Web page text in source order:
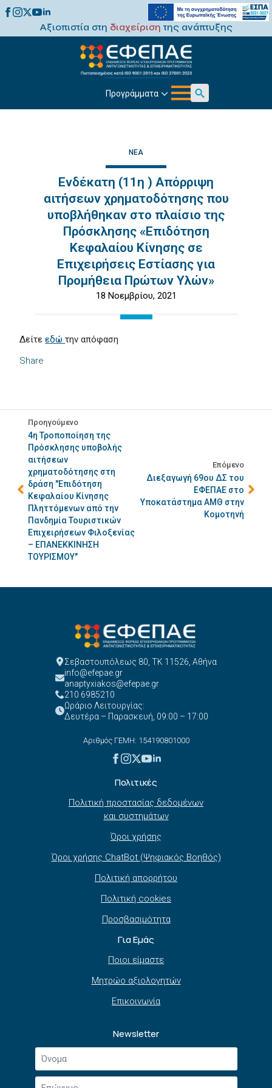
Αξιοπιστία στη διαχείριση της ανάπτυξης
Προγράμματα
Search
ΝΈΑ
Ενδέκατη (11η ) Απόρριψη
αιτήσεων χρηματοδότησης που
υποβλήθηκαν στο πλαίσιο της
Πρόσκλησης «Επιδότηση
Κεφαλαίου Κίνησης σε
Επιχειρήσεις Εστίασης για
Προμήθεια Πρώτων Υλών»
18 Νοεμβρίου, 2021
Share
Δείτεεδώτην απόφαση
Προηγούμενο
4η Τροποποίηση της
Πρόσκλησης υποβολής
αιτήσεων
χρηματοδότησης στη
δράση "Επιδότηση
Κεφαλαίου Κίνησης
Πληττόμενων από την
Πανδημία Τουριστικών
Επιχειρήσεων Φιλοξενίας
– ΕΠΑΝΕΚΚΙΝΗΣΗ
ΤΟΥΡΙΣΜΟΥ"
Επόμενο
Διεξαγωγή 69ου ΔΣ του
ΕΦΕΠΑΕ στο
Υποκατάστημα ΑΜΘ στην
Κομοτηνή
Σεβαστουπόλεως 80, ΤΚ 11526, Αθήνα
info@efepae.gr
anaptyxiakos@efepae.gr
210 6985210
Ωράριο Λειτουργίας:
Δευτέρα – Παρασκευή, 09:00 – 17:00
Αριθμός ΓΕΜΗ: 154190801000
Πολιτικές
Πολιτική προστασίας δεδομένων
και συστημάτων
Όροι χρήσης
Όροι χρήσης ChatBot (Ψηφιακός Βοηθός)
Πολιτική απορρήτου
Πολιτική cookies
Προσβασιμότητα
Για Εμάς
Ποιοι είμαστε
Μητρώο αξιολογητών
Επικοινωνία
Newsletter
Όνομα
Επώνυμο